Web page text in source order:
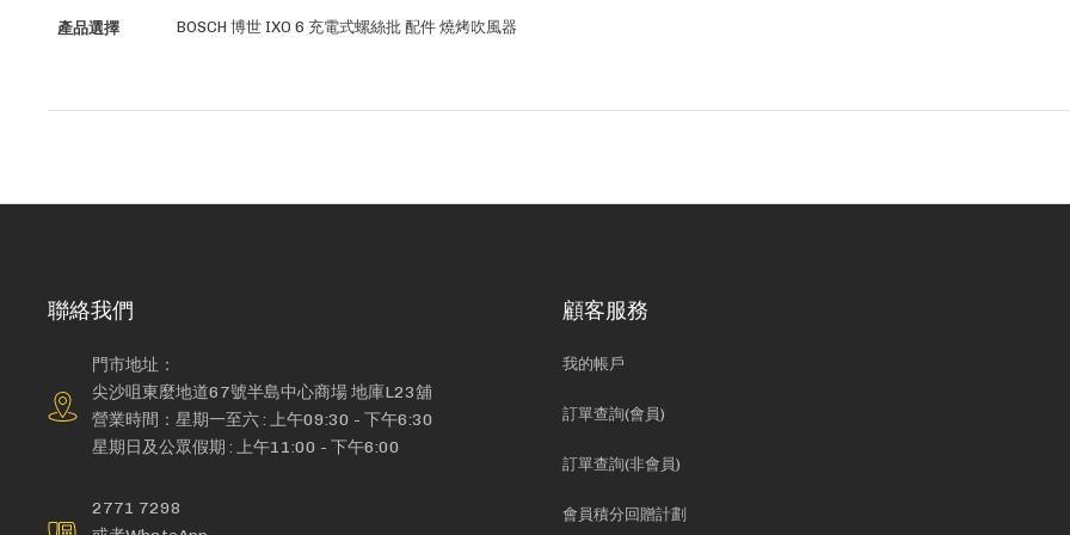
更
產品選擇 BOSCH 博世 IXO 6 充電式螺絲批 配件 燒烤吹風器
聯絡我們
門市地址：
尖沙咀東麼地道67號半島中心商場 地庫L23舖
營業時間：星期一至六 : 上午09:30 - 下午6:30
星期日及公眾假期 : 上午11:00 - 下午6:00
2771 7298
顧客服務
我的帳戶
訂單查詢(會員)
訂單查詢(非會員)
會員積分回贈計劃